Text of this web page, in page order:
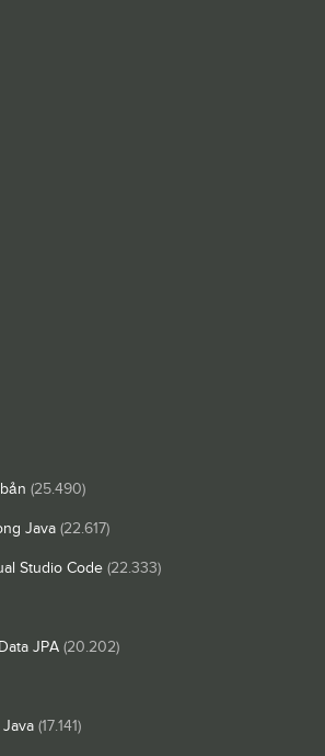
(25.490)
Java (22.617)
Studio Code (22.333)
JPA (20.202)
(17.141)